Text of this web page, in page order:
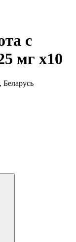
с
мг x10